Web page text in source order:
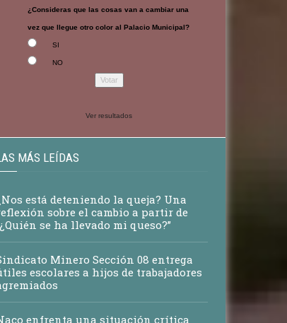
¿Consideras que las cosas van a cambiar una
vez que llegue otro color al Palacio Municipal?
SI
NO
Ver resultados
MÁS LEÍDAS
está deteniendo la queja? Una
sobre el cambio a partir de
se ha llevado mi queso?”
Minero Sección 08 entrega
escolares a hijos de trabajadores
enfrenta una situación crítica